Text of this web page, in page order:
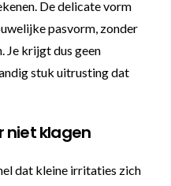
De delicate vorm
pasvorm, zonder
Je krijgt dus geen
stuk uitrusting dat
niet klagen
dat kleine irritaties zich